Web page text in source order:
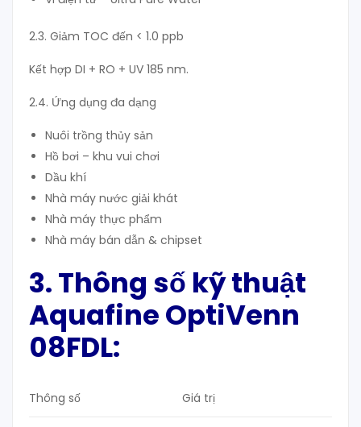
2.3. Giảm TOC đến < 1.0 ppb
Kết hợp DI + RO + UV 185 nm.
2.4. Ứng dụng đa dạng
Nuôi trồng thủy sản
Hồ bơi – khu vui chơi
Dầu khí
Nhà máy nước giải khát
Nhà máy thực phẩm
Nhà máy bán dẫn & chipset
3. Thông số kỹ thuật
Aquafine OptiVenn
08FDL:
Thông số Giá trị